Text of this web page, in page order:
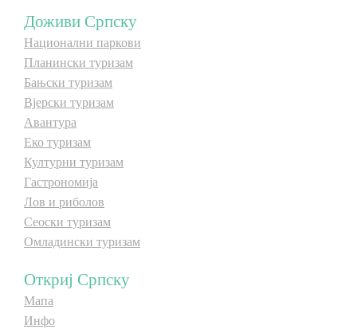
Доживи Српску
Национални паркови
Планински туризам
Бањски туризам
Вјерски туризам
Авантура
Еко туризам
Културни туризам
Гастрономија
Лов и риболов
Сеоски туризам
Омладински туризам
Откриј Српску
Мапа
Инфо